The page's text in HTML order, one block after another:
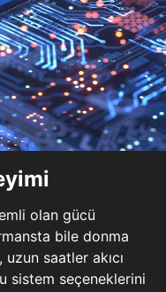
olan gücü
bile donma
saatler akıcı
sistem seçeneklerini